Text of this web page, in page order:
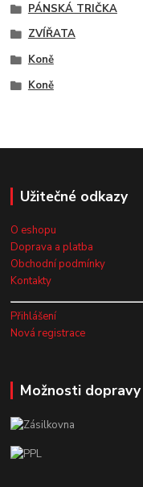
PÁNSKÁ TRIČKA
ZVÍŘATA
Koně
Koně
Užitečné odkazy
O eshopu
Doprava a platba
Obchodní podmínky
Kontakty
Přihlášení
Nová registrace
Možnosti dopravy